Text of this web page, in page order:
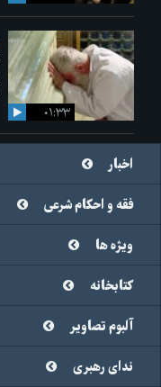
۰۱:۳۳
اخبار
فقه و احکام شرعی
ویژه ها
کتابخانه
آلبوم تصاویر
ندای رهبری